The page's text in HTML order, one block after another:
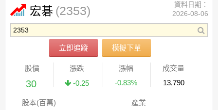
宏碁 (2353)
立即追蹤 模擬下單
資料日期：
2026-08-06
股價
30
漲跌
-0.25
漲幅
-0.83%
成交量
13,790
股本(百萬)
產業